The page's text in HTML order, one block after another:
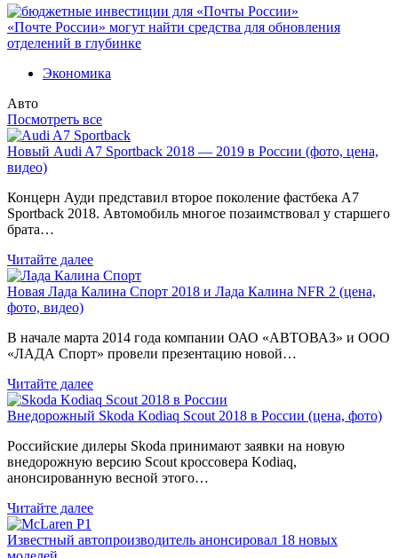
«Почте России» могут найти средства для обновления
отделений в глубинке
Экономика
Авто
Посмотреть все
Новый Audi A7 Sportback 2018 — 2019 в России (фото, цена,
видео)
Концерн Ауди представил второе поколение фастбека A7
Sportback 2018. Автомобиль многое позаимствовал у старшего
брата…
Читайте далее
Новая Лада Калина Спорт 2018 и Лада Калина NFR 2 (цена,
фото, видео)
В начале марта 2014 года компании ОАО «АВТОВАЗ» и ООО
«ЛАДА Спорт» провели презентацию новой…
Читайте далее
Внедорожный Skoda Kodiaq Scout 2018 в России (цена, фото)
Российские дилеры Skoda принимают заявки на новую
внедорожную версию Scout кроссовера Kodiaq,
анонсированную весной этого…
Читайте далее
Известный автопроизводитель анонсировал 18 новых